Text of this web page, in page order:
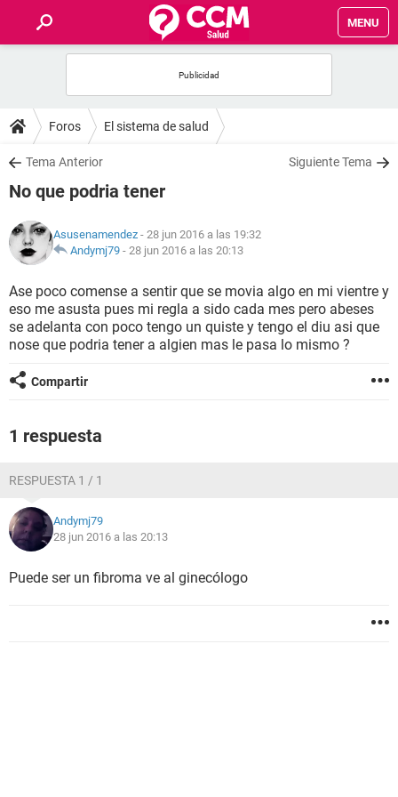
MENU
FOROS
SALUD
FAMILIA
NUTRICIÓN
BIENESTAR
SEXUALIDAD
GLOSARIO
Foros El sistema de salud
Tema Anterior Siguiente Tema
No que podria tener
Asusenamendez - 28 jun 2016 a las 19:32
Andymj79 - 28 jun 2016 a las 20:13
Ase poco comense a sentir que se movia algo en mi vientre y
eso me asusta pues mi regla a sido cada mes pero abeses
se adelanta con poco tengo un quiste y tengo el diu asi que
nose que podria tener a algien mas le pasa lo mismo ?
Compartir
1 respuesta
RESPUESTA 1 / 1
Andymj79
28 jun 2016 a las 20:13
Puede ser un fibroma ve al ginecólogo